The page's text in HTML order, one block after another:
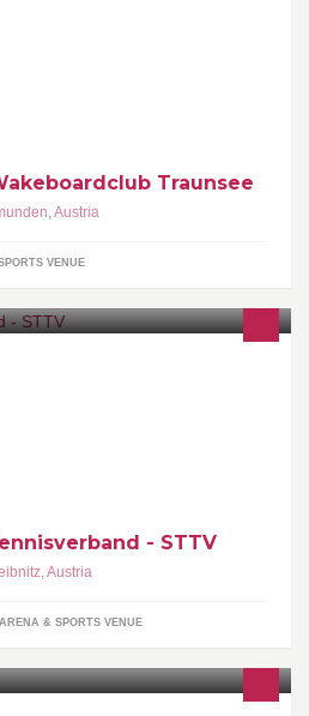
Traunsee
,Austria
VENUE
- STTV
,Austria
& SPORTS VENUE